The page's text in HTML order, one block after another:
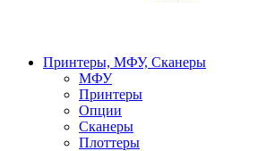
Принтеры, МФУ, Сканеры
МФУ
Принтеры
Опции
Сканеры
Плоттеры